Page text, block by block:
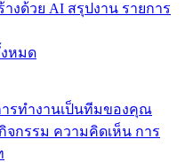
งด้วย AI สรุปงาน รายการ
หมด
ารทำงานเป็นทีมของคุณ
กรรม ความคิดเห็น การ